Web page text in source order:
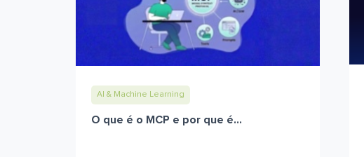
AI & Machine Learning
O que é o MCP e por que é...